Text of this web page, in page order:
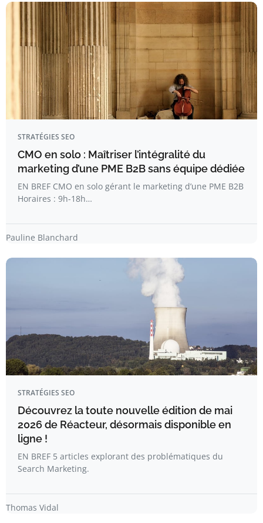
STRATÉGIES SEO
CMO en solo : Maîtriser l’intégralité du
marketing d’une PME B2B sans équipe dédiée
EN BREF CMO en solo gérant le marketing d’une PME B2B
Horaires : 9h-18h…
Pauline Blanchard
STRATÉGIES SEO
Découvrez la toute nouvelle édition de mai
2026 de Réacteur, désormais disponible en
ligne !
EN BREF 5 articles explorant des problématiques du
Search Marketing.
Thomas Vidal